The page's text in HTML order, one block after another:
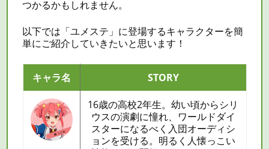
つかるかもしれません。
以下では「ユメステ」に登場するキャラクターを簡
単にご紹介していきたいと思います！
キャラ名 STORY
16歳の高校2年生。幼い頃からシリ
ウスの演劇に憧れ、ワールドダイ
スターになるべく入団オーディシ
ョンを受ける。明るく人懐っこい